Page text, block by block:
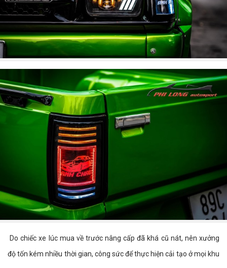
Do chiếc xe lúc mua về trước nâng cấp đã khá cũ nát, nên xưởng
độ tốn kém nhiều thời gian, công sức để thực hiện cải tạo ở mọi khu